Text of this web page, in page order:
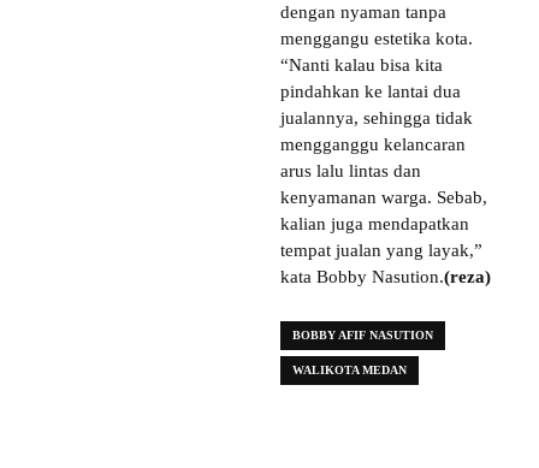
dengan nyaman tanpa
menggangu estetika kota.
“Nanti kalau bisa kita
pindahkan ke lantai dua
jualannya, sehingga tidak
mengganggu kelancaran
arus lalu lintas dan
kenyamanan warga. Sebab,
kalian juga mendapatkan
tempat jualan yang layak,”
kata Bobby Nasution.(reza)
BOBBY AFIF NASUTION
WALIKOTA MEDAN